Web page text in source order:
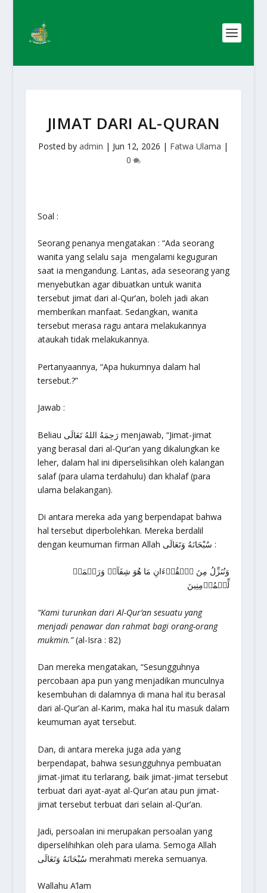
JIMAT DARI AL-QURAN
Posted byadmin | Jun 12, 2026 | Fatwa Ulama |
0
Soal :
Seorang penanya mengatakan : “Ada seorang
wanita yang selalu saja mengalami keguguran
saat ia mengandung. Lantas, ada seseorang yang
menyebutkan agar dibuatkan untuk wanita
tersebut jimat dari al-Qur’an, boleh jadi akan
memberikan manfaat. Sedangkan, wanita
tersebut merasa ragu antara melakukannya
ataukah tidak melakukannya.
Pertanyaannya, “Apa hukumnya dalam hal
tersebut.?”
Jawab :
Beliau رَحِمَهُ اللهُ تَعَالَى menjawab, “Jimat-jimat
yang berasal dari al-Qur’an yang dikalungkan ke
leher, dalam hal ini diperselisihkan oleh kalangan
salaf (para ulama terdahulu) dan khalaf (para
ulama belakangan).
Di antara mereka ada yang berpendapat bahwa
hal tersebut diperbolehkan. Mereka berdalil
dengan keumuman firman Allah سُبْحَانَهُ وَتَعَالَى :
وَنُنَزِّلُ مِنَ ٱلۡقُرۡءَانِ مَا هُوَ شِفَآءٞ وَرَحۡمَةٞ
لِّلۡمُؤۡمِنِينَ
“Kami turunkan dari Al-Qur’an sesuatu yang
menjadi penawar dan rahmat bagi orang-orang
mukmin.”(al-Isra : 82)
Dan mereka mengatakan, “Sesungguhnya
percobaan apa pun yang menjadikan munculnya
kesembuhan di dalamnya di mana hal itu berasal
dari al-Qur’an al-Karim, maka hal itu masuk dalam
keumuman ayat tersebut.
Dan, di antara mereka juga ada yang
berpendapat, bahwa sesungguhnya pembuatan
jimat-jimat itu terlarang, baik jimat-jimat tersebut
terbuat dari ayat-ayat al-Qur’an atau pun jimat-
jimat tersebut terbuat dari selain al-Qur’an.
Jadi, persoalan ini merupakan persoalan yang
diperselihihkan oleh para ulama. Semoga Allah
سُبْحَانَهُ وَتَعَالَى merahmati mereka semuanya.
Wallahu A’lam